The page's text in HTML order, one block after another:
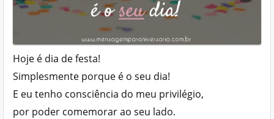
Hoje é dia de festa!
Simplesmente porque é o seu dia!
E eu tenho consciência do meu privilégio,
por poder comemorar ao seu lado.